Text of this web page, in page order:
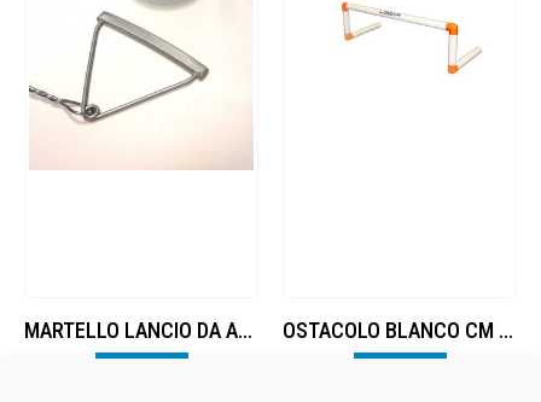
MARTELLO LANCIO DA ALLENAMENTO OSTACOLO BLANCO CM 12 (ARANCIO)